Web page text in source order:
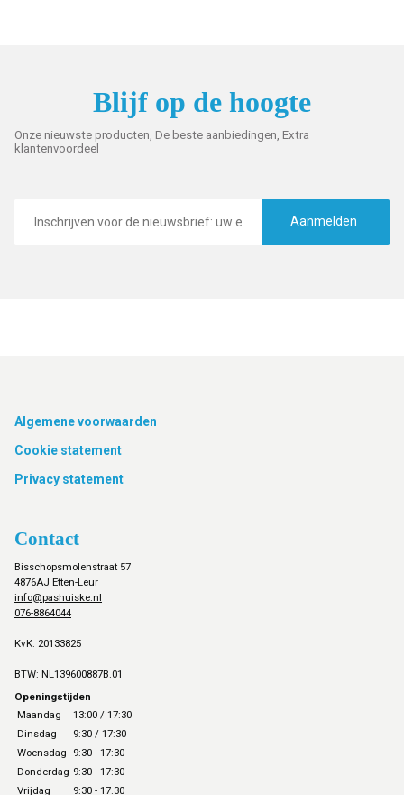
Blijf op de hoogte
Onze nieuwste producten, De beste aanbiedingen, Extra
klantenvoordeel
mailadres
Aanmelden
Footer
Algemene voorwaarden
Cookie statement
Privacy statement
Contact
Bisschopsmolenstraat 57
4876AJ Etten-Leur
info@pashuiske.nl
076-8864044
KvK: 20133825
BTW: NL139600887B.01
Openingstijden
Maandag
13:00 / 17:30
Dinsdag
9:30 / 17:30
Woensdag
9:30 - 17:30
Donderdag 9:30 - 17:30
Vrijdag
9:30 - 17.30